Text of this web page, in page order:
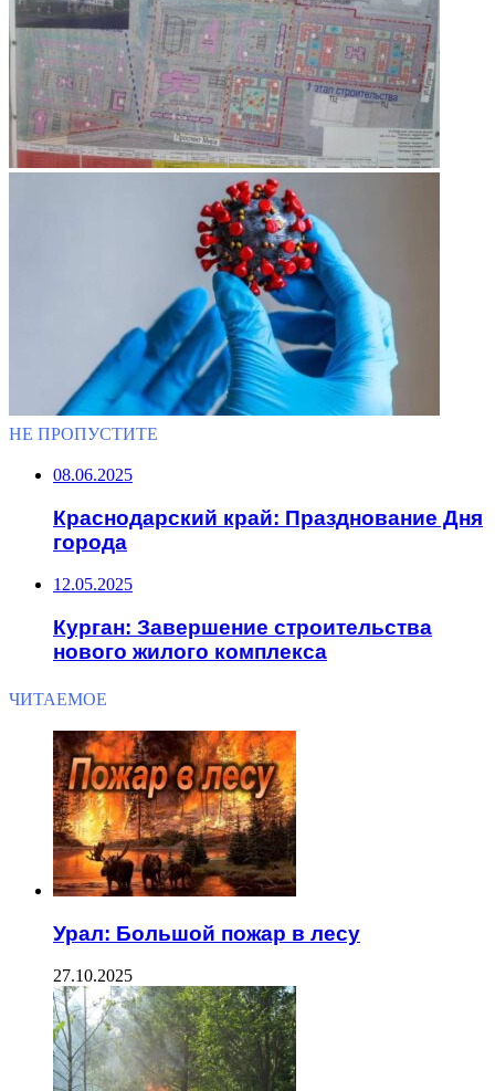
НЕ ПРОПУСТИТЕ
08.06.2025
Краснодарский край: Празднование Дня
города
12.05.2025
Курган: Завершение строительства
нового жилого комплекса
ЧИТАЕМОЕ
Урал: Большой пожар в лесу
27.10.2025